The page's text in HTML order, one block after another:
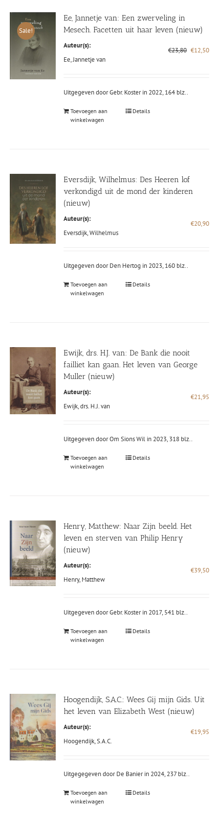
Sale!
Ee, Jannetje van: Een zwerveling in
Mesech. Facetten uit haar leven (nieuw)
Auteur(s):
Ee, Jannetje van
€23,80 €12,50
Uitgegeven door Gebr. Koster in 2022, 164 blz..
Toevoegen aan
winkelwagen
Details
Eversdijk, Wilhelmus: Des Heeren lof
verkondigd uit de mond der kinderen
(nieuw)
Auteur(s):
Eversdijk, Wilhelmus
€20,90
Uitgegeven door Den Hertog in 2023, 160 blz..
Toevoegen aan
winkelwagen
Details
Ewijk, drs. H.J. van: De Bank die nooit
failliet kan gaan. Het leven van George
Muller (nieuw)
Auteur(s):
Ewijk, drs. H.J. van
€21,95
Uitgegeven door Om Sions Wil in 2023, 318 blz..
Toevoegen aan
winkelwagen
Details
Henry, Matthew: Naar Zijn beeld. Het
leven en sterven van Philip Henry
(nieuw)
Auteur(s):
Henry, Matthew
€39,50
Uitgegeven door Gebr. Koster in 2017, 541 blz..
Toevoegen aan
winkelwagen
Details
Hoogendijk, S.A.C.: Wees Gij mijn Gids. Uit
het leven van Elizabeth West (nieuw)
Auteur(s):
Hoogendijk, S.A.C.
€19,95
Uitgegegeven door De Banier in 2024, 237 blz..
Toevoegen aan
winkelwagen
Details